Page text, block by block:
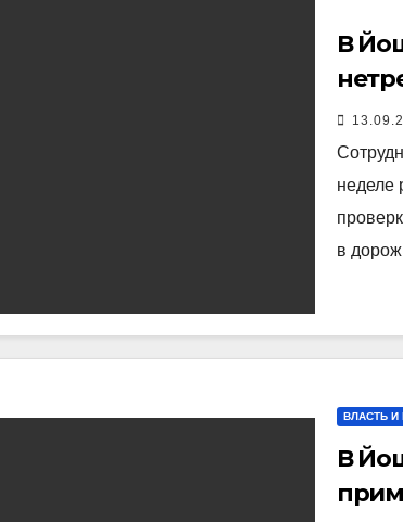
В
неделе
в
ВЛАСТЬ И
В